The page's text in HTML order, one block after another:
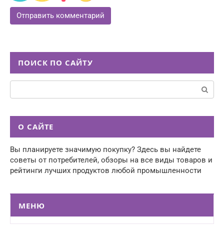
ПОИСК ПО САЙТУ
О САЙТЕ
Вы планируете значимую покупку? Здесь вы найдете
советы от потребителей, обзоры на все виды товаров и
рейтинги лучших продуктов любой промышленности
МЕНЮ